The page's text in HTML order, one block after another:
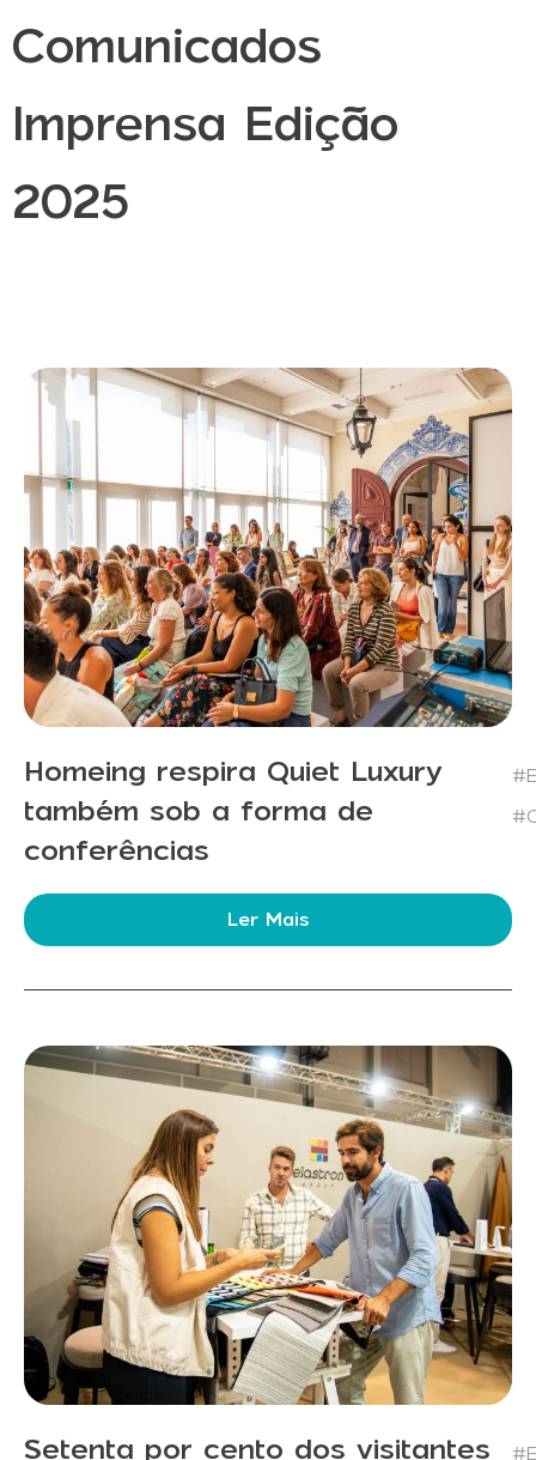
Comunicados
Imprensa Edição
2025
Homeing respira Quiet Luxury
também sob a forma de
conferências
Ler Mais
Setenta por cento dos visitantes